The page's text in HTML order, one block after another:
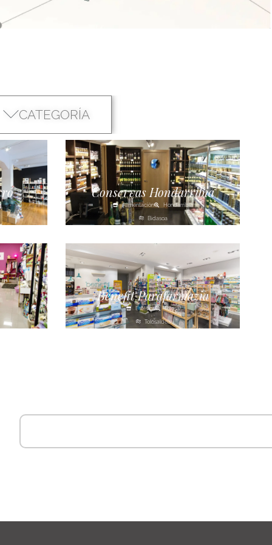
CATEGORÍA
Conservas Hondarribia
Alimentación Hondarribia
Bidasoa
Benefit Parafarmazia
Estética Tolosa
Tolosaldea